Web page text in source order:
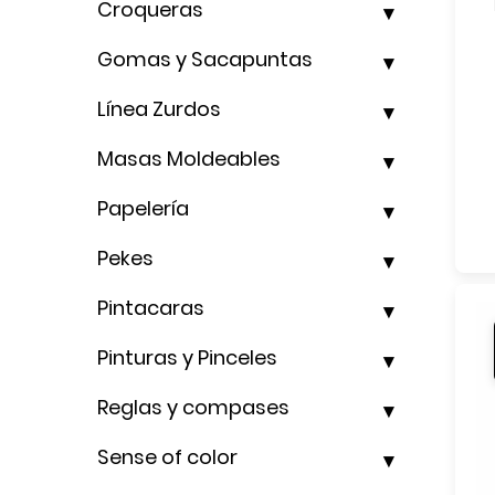
Croqueras
Gomas y Sacapuntas
Línea Zurdos
Masas Moldeables
Papelería
Pekes
Pintacaras
Pinturas y Pinceles
Reglas y compases
Sense of color